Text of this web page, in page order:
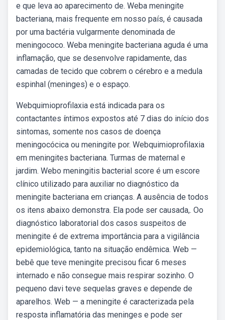
e que leva ao aparecimento de. Weba meningite
bacteriana, mais frequente em nosso país, é causada
por uma bactéria vulgarmente denominada de
meningococo. Weba meningite bacteriana aguda é uma
inflamação, que se desenvolve rapidamente, das
camadas de tecido que cobrem o cérebro e a medula
espinhal (meninges) e o espaço.
Webquimioprofilaxia está indicada para os
contactantes íntimos expostos até 7 dias do início dos
sintomas, somente nos casos de doença
meningocócica ou meningite por. Webquimioprofilaxia
em meningites bacteriana. Turmas de maternal e
jardim. Webo meningitis bacterial score é um escore
clínico utilizado para auxiliar no diagnóstico da
meningite bacteriana em crianças. A ausência de todos
os itens abaixo demonstra. Ela pode ser causada,. Oo
diagnóstico laboratorial dos casos suspeitos de
meningite é de extrema importância para a vigilância
epidemiológica, tanto na situação endêmica. Web —
bebê que teve meningite precisou ficar 6 meses
internado e não consegue mais respirar sozinho. O
pequeno davi teve sequelas graves e depende de
aparelhos. Web — a meningite é caracterizada pela
resposta inflamatória das meninges e pode ser